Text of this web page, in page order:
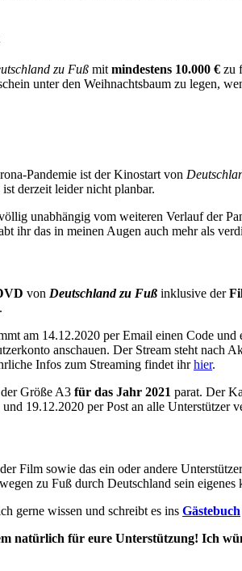
zu Fuß mit mindestens 10.000 € zu
unter den Weihnachtsbaum zu legen,
Pandemie ist der Kinostart von
derzeit leider nicht planbar.
unabhängig vom weiteren Verlauf der
ihr das in meinen Augen auch mehr als
von Deutschland zu Fuß inklusive der
am 14.12.2020 per Email einen Code
anschauen. Der Stream steht
Infos zum Streaming findet ihrhier.
Größe A3 für das Jahr 2021 parat. Der
19.12.2020 per Post an alle Unterstützer
Film sowie das ein oder andere
zu Fuß durch Deutschland sein eigenes
gerne wissen und schreibt es ins Gästebuch
natürlich für eure Unterstützung! Ich